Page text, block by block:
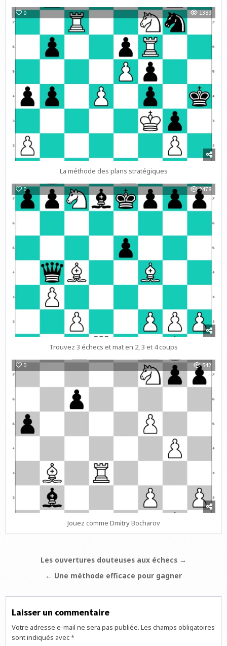
0 1389
La méthode des plans stratégiques
0 2478
Trouvez 3 échecs et mat en 2, 3 et 4 coups
0 542
Jouez comme Dmitry Bocharov
Navigation
Les ouvertures douteuses aux échecs →
← Une méthode efficace pour gagner
Laisser un commentaire
Votre adresse e-mail ne sera pas publiée. Les champs obligatoires
sont indiqués avec*